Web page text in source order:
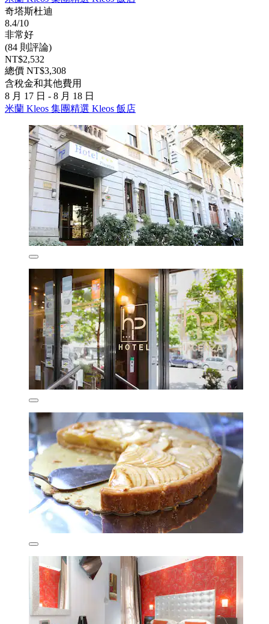
奇塔斯杜迪
8.4/10
非常好
(84 則評論)
NT$2,532
總價 NT$3,308
含稅金和其他費用
8 月 17 日 - 8 月 18 日
米蘭 Kleos 集團精選 Kleos 飯店